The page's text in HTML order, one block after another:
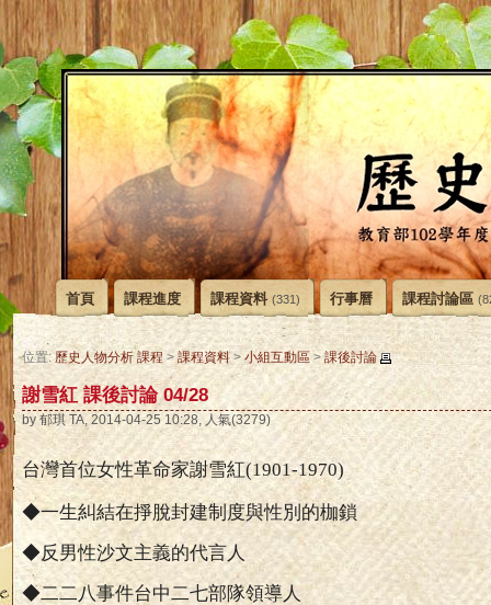
首頁 課程進度 課程資料 (331) 行事曆 課程討論區
位置:歷史人物分析 課程 > 課程資料> 小組互動區> 課後討論
謝雪紅 課後討論 04/28
by 郁琪 TA, 2014-04-25 10:28, 人氣(3279)
台灣首位女性革命家謝雪紅(1901-1970)
◆一生糾結在掙脫封建制度與性別的枷鎖
◆反男性沙文主義的代言人
◆二二八事件台中二七部隊領導人